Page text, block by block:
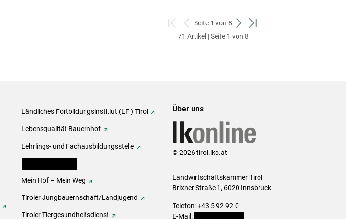
zum
ersten
zurück
zum
Seite 1 von 8
weiter
zum
zum
71 Artikel | Seite 1 von 8
Ländliches Fortbildungsinstitiut (LFI) Tirol
Lebensqualität Bauernhof
Lehrlings- und Fachausbildungsstelle
Mein Hof – Mein Weg
Tiroler Jungbauernschaft/Landjugend
Tiroler Tiergesundheitsdienst
Über uns
© 2026 tirol.lko.at
Landwirtschaftskammer Tirol
Brixner Straße 1, 6020 Innsbruck
Telefon: +43 5 92 92-0
E-Mail: